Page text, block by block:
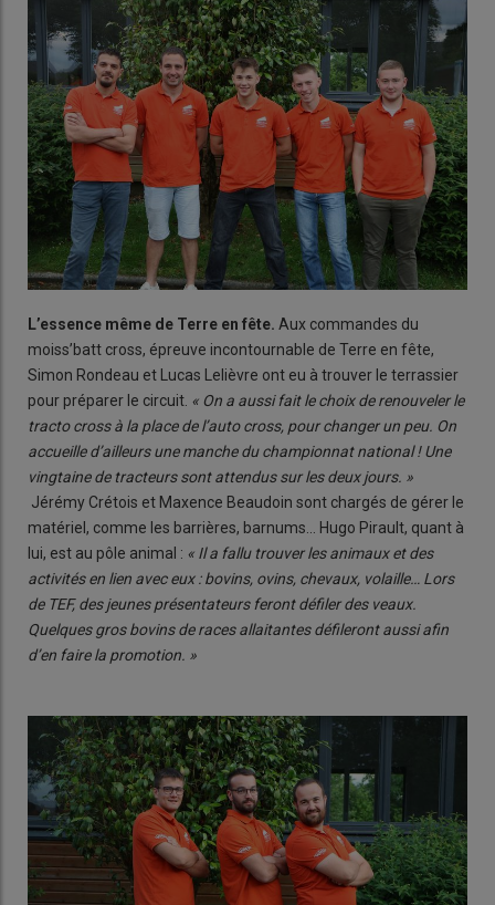
L’essence même de Terre en fête. Aux commandes du
moiss’batt cross, épreuve incontournable de Terre en fête,
Simon Rondeau et Lucas Lelièvre ont eu à trouver le terrassier
pour préparer le circuit. « On a aussi fait le choix de renouveler le
tracto cross à la place de l’auto cross, pour changer un peu. On
accueille d’ailleurs une manche du championnat national ! Une
vingtaine de tracteurs sont attendus sur les deux jours. »
Jérémy Crétois et Maxence Beaudoin sont chargés de gérer le
matériel, comme les barrières, barnums… Hugo Pirault, quant à
lui, est au pôle animal : « Il a fallu trouver les animaux et des
activités en lien avec eux : bovins, ovins, chevaux, volaille… Lors
de TEF, des jeunes présentateurs feront défiler des veaux.
Quelques gros bovins de races allaitantes défileront aussi afin
d’en faire la promotion. »